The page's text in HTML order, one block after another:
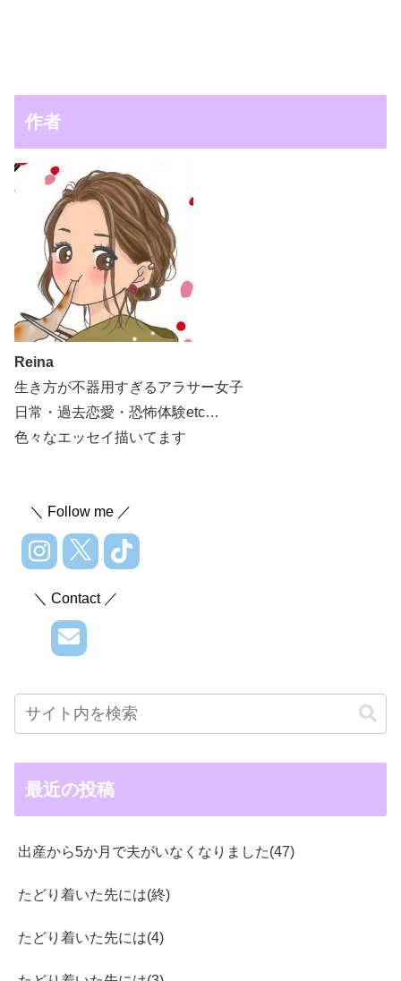
作者
Reina
生き方が不器用すぎるアラサー女子
日常・過去恋愛・恐怖体験etc…
色々なエッセイ描いてます
＼ Follow me ／
＼ Contact ／
最近の投稿
出産から5か月で夫がいなくなりました(47)
たどり着いた先には(終)
たどり着いた先には(4)